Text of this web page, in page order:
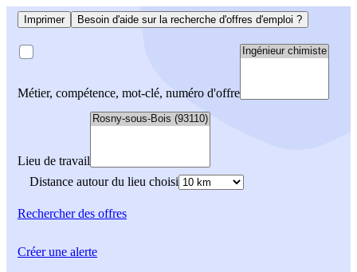
Imprimer Besoin d'aide sur la recherche d'offres d'emploi ?
Métier, compétence, mot-clé, numéro d'offre
Lieu de travail
Distance autour du lieu choisi
Rechercherdes offres
Créer une alerte